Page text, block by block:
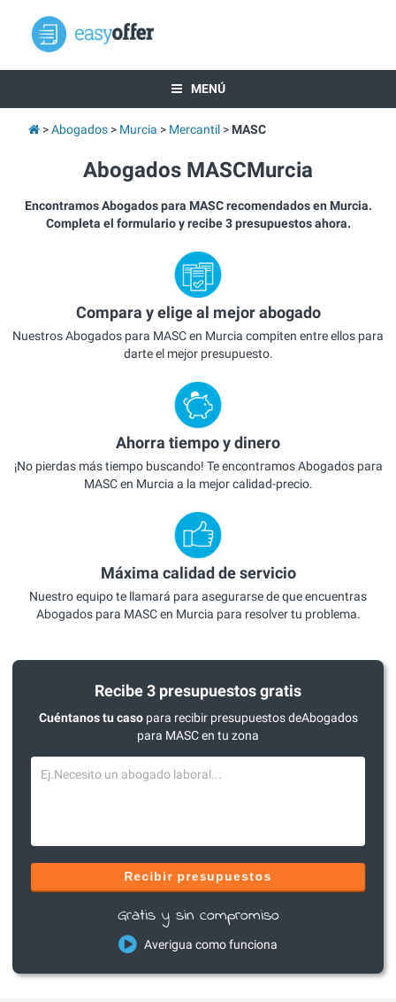
MENÚ
Abogados Murcia Mercantil MASC
Abogados MASCMurcia
Encontramos Abogados para MASC recomendados en Murcia.
Completa el formulario y recibe 3 presupuestos ahora.
Compara y elige al mejor abogado
Nuestros Abogados para MASC en Murcia compiten entre ellos para
darte el mejor presupuesto.
Ahorra tiempo y dinero
¡No pierdas más tiempo buscando! Te encontramos Abogados para
MASC en Murcia a la mejor calidad-precio.
Máxima calidad de servicio
Nuestro equipo te llamará para asegurarse de que encuentras
Abogados para MASC en Murcia para resolver tu problema.
Recibe 3 presupuestos gratis
Cuéntanos tu casopara recibir presupuestos deAbogados
para MASC en tu zona
Recibir presupuestos
Gratis y sin compromiso
Averigua como funciona